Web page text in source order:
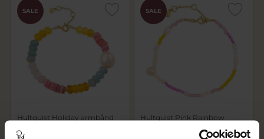
SALE
Hultquist Holiday armbånd
cm)
SALE
Hultquist Pink Rainbow
farvede sten (16 + 3 cm)